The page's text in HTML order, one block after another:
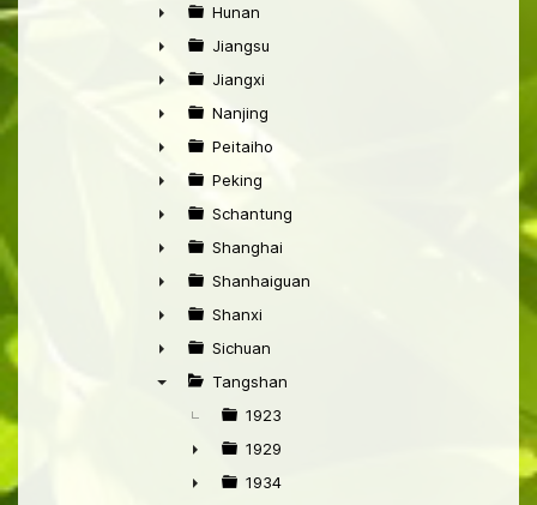
►
►
Hunan
►
Jiangsu
►
Jiangxi
►
Nanjing
►
Peitaiho
►
Peking
►
Schantung
►
Shanghai
►
Shanhaiguan
►
Shanxi
►
Sichuan
Tangshan
1923
►
1929
1934